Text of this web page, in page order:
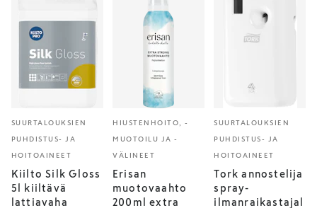
SUURTALOUKSIEN
PUHDISTUS- JA
HOITOAINEET
Kiilto Silk Gloss
5l kiiltävä
lattiavaha
HIUSTENHOITO, -
MUOTOILU JA -
VÄLINEET
Erisan
muotovaahto
200ml extra
SUURTALOUKSIEN
PUHDISTUS- JA
HOITOAINEET
Tork annostelija
spray-
ilmanraikastajal